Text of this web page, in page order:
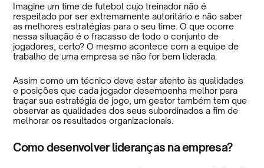
Imagine um time de futebol cujo treinador não é
respeitado por ser extremamente autoritário e não saber
as melhores estratégias para o seu time. O que ocorre
nessa situação é o fracasso de todo o conjunto de
jogadores, certo? O mesmo acontece com a equipe de
trabalho de uma empresa se não for bem liderada.
Assim como um técnico deve estar atento às qualidades
e posições que cada jogador desempenha melhor para
traçar sua estratégia de jogo, um gestor também tem que
observar as qualidades dos seus subordinados a fim de
melhorar os resultados organizacionais.
Como desenvolver lideranças na empresa?